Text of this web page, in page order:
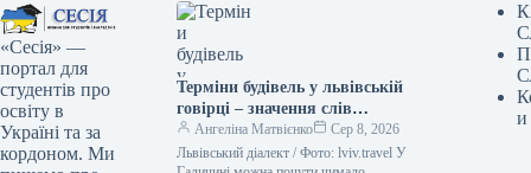
«Сесія» —
портал для
студентів про
освіту в
Україні та за
кордоном. Ми
Терміни будівель у львівській
говірці – значення слів
“двірець”, “креденс”,
“кнайпа”
Ангеліна Матвієнко
Сер 8, 2026
Львівський діалект / Фото: lviv.travel У
и